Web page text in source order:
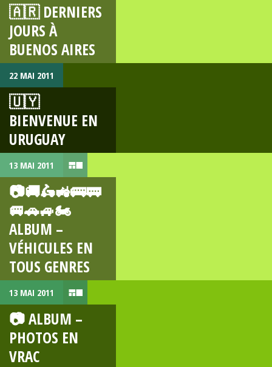
🇦🇷 DERNIERS
JOURS À
BUENOS AIRES
22 MAI 2011
🇺🇾
BIENVENUE EN
URUGUAY
13 MAI 2011
📷🚚🛵🚜🚌🚃
🚐🚗🚙🏍
ALBUM –
VÉHICULES EN
TOUS GENRES
13 MAI 2011
📷 ALBUM –
PHOTOS EN
VRAC